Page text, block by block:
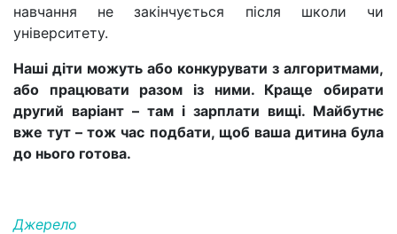
навчання не закінчується після школи чи
університету.
Наші діти можуть або конкурувати з алгоритмами,
або працювати разом із ними. Краще обирати
другий варіант – там і зарплати вищі. Майбутнє
вже тут – тож час подбати, щоб ваша дитина була
до нього готова.
Джерело